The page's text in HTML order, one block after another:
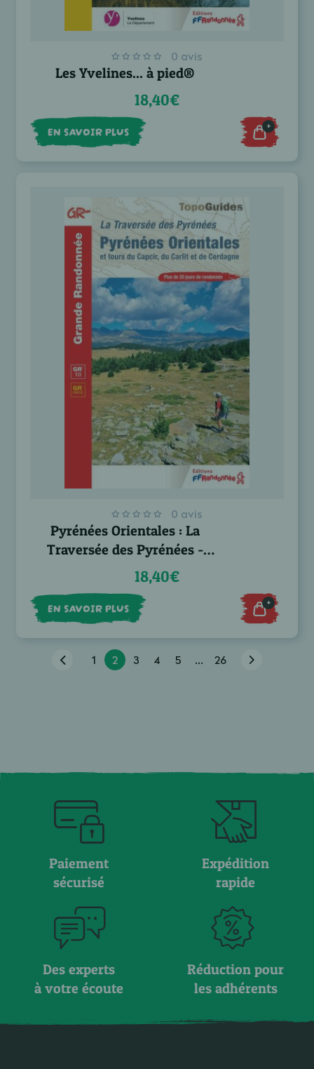
0 avis
Les Yvelines... à pied®
18,40€
EN SAVOIR PLUS +
0 avis
Pyrénées Orientales : La
Traversée des Pyrénées -
GR®1018,40€
EN SAVOIR PLUS +
1 2 3 4 5 ... 26
Paiement
sécurisé
Expédition
rapide
Des experts
à votre écoute
Réduction pour
les adhérents